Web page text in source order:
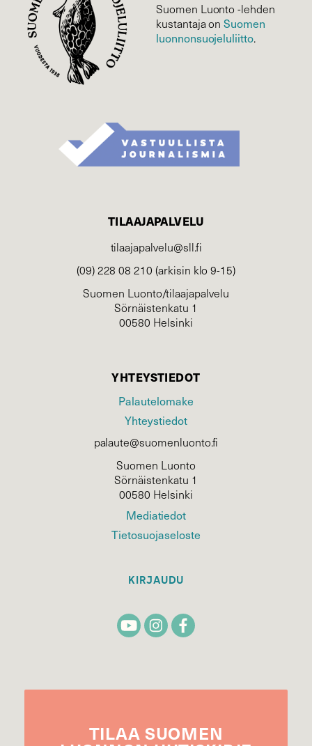
Suomen Luonto -lehden
kustantaja onSuomen
luonnonsuojelu­liitto.
TILAAJAPALVELU
tilaajapalvelu@sll.fi
(09) 228 08 210 (arkisin klo 9-15)
Suomen Luonto/tilaajapalvelu
Sörnäistenkatu 1
00580 Helsinki
YHTEYSTIEDOT
Palautelomake
Yhteystiedot
palaute@suomenluonto.fi
Suomen Luonto
Sörnäistenkatu 1
00580 Helsinki
Mediatiedot
Tietosuojaseloste
KIRJAUDU
TILAA SUOMEN